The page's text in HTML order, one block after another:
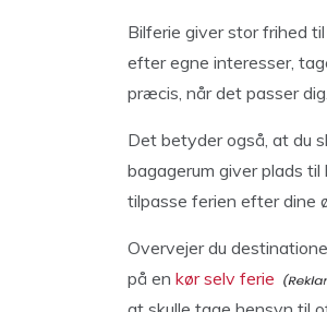
Bilferie giver stor frihed
efter egne interesser,
præcis, når det passer dig.
Det betyder også, at du
bagagerum giver plads
tilpasse ferien efter dine
Overvejer du
på en kør selv ferie